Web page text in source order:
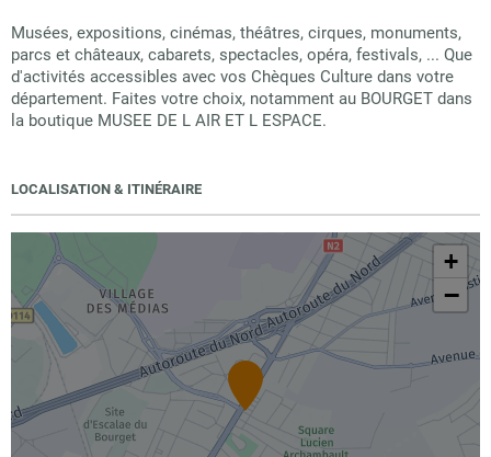
Musées, expositions, cinémas, théâtres, cirques, monuments,
parcs et châteaux, cabarets, spectacles, opéra, festivals, ... Que
d'activités accessibles avec vos Chèques Culture dans votre
département. Faites votre choix, notamment au BOURGET dans
la boutique MUSEE DE L AIR ET L ESPACE.
LOCALISATION & ITINÉRAIRE
+
−